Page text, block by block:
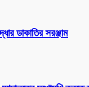
ডাকাতির সরঞ্জাম